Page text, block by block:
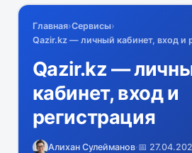
Главная›Сервисы›
Qazir.kz — личный кабинет, вход и
Qazir.kz —
кабинет, вход и
регистрация
Алихан Сулейманов·📅